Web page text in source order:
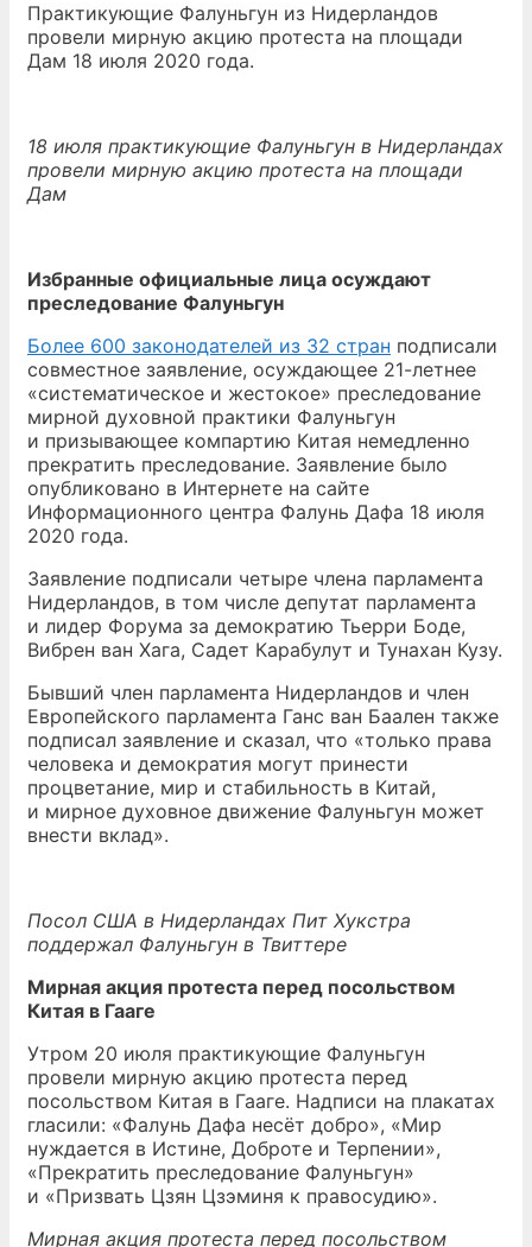
Практикующие Фалуньгун из Нидерландов
провели мирную акцию протеста на площади
Дам 18 июля 2020 года.
18 июля практикующие Фалуньгун в Нидерландах
провели мирную акцию протеста на площади
Дам
Избранные официальные лица осуждают
преследование Фалуньгун
Более 600 законодателей из 32 стран подписали
совместное заявление, осуждающее 21-летнее
«систематическое и жестокое» преследование
мирной духовной практики Фалуньгун
и призывающее компартию Китая немедленно
прекратить преследование. Заявление было
опубликовано в Интернете на сайте
Информационного центра Фалунь Дафа 18 июля
2020 года.
Заявление подписали четыре члена парламента
Нидерландов, в том числе депутат парламента
и лидер Форума за демократию Тьерри Боде,
Вибрен ван Хага, Садет Карабулут и Тунахан Кузу.
Бывший член парламента Нидерландов и член
Европейского парламента Ганс ван Баален также
подписал заявление и сказал, что «только права
человека и демократия могут принести
процветание, мир и стабильность в Китай,
и мирное духовное движение Фалуньгун может
внести вклад».
Посол США в Нидерландах Пит Хукстра
поддержал Фалуньгун в Твиттере
Мирная акция протеста перед посольством
Китая в Гааге
Утром 20 июля практикующие Фалуньгун
провели мирную акцию протеста перед
посольством Китая в Гааге. Надписи на плакатах
гласили: «Фалунь Дафа несёт добро», «Мир
нуждается в Истине, Доброте и Терпении»,
«Прекратить преследование Фалуньгун»
и «Призвать Цзян Цзэминя к правосудию».
Мирная акция протеста перед посольством